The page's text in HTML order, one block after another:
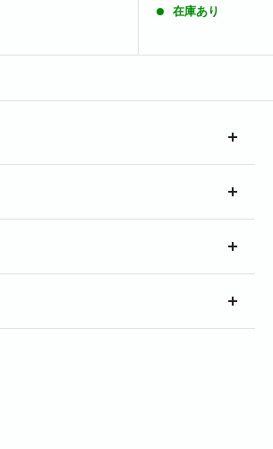
在庫あり
ドワイン